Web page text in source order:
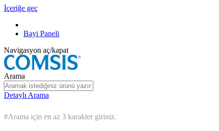
İçeriğe geç
Bayi Paneli
Navigasyon aç/kapat
Arama
Detaylı Arama
#Arama için en az 3 karakter giriniz.